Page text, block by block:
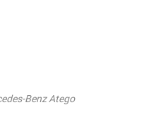
Benz Atego